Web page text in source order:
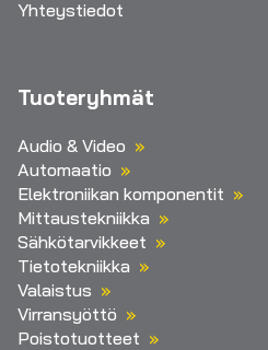
Yhteystiedot
Tuoteryhmät
Audio & Video
Automaatio
Elektroniikan komponentit
Mittaustekniikka
Sähkötarvikkeet
Tietotekniikka
Valaistus
Virransyöttö
Poistotuotteet